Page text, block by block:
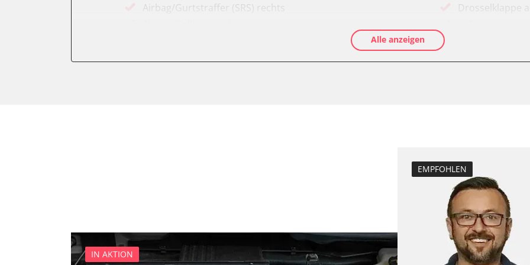
Airbag/Gurtstraffer (SRS) rechts
Elektronisches Wählhebel-Modul (EWM)
Fahrdynamik-Sitz vorne links
Drosselklappe
Grundeinstellung
Injektor
Injektoren
Kodierung der
Lamdasonde
Alle anzeigen
IN AKTION
EMPFOHLEN